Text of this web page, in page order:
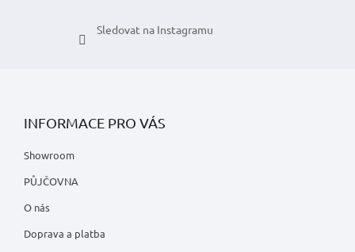
Sledovat na Instagramu
INFORMACE PRO VÁS
Showroom
PŮJČOVNA
O nás
Doprava a platba